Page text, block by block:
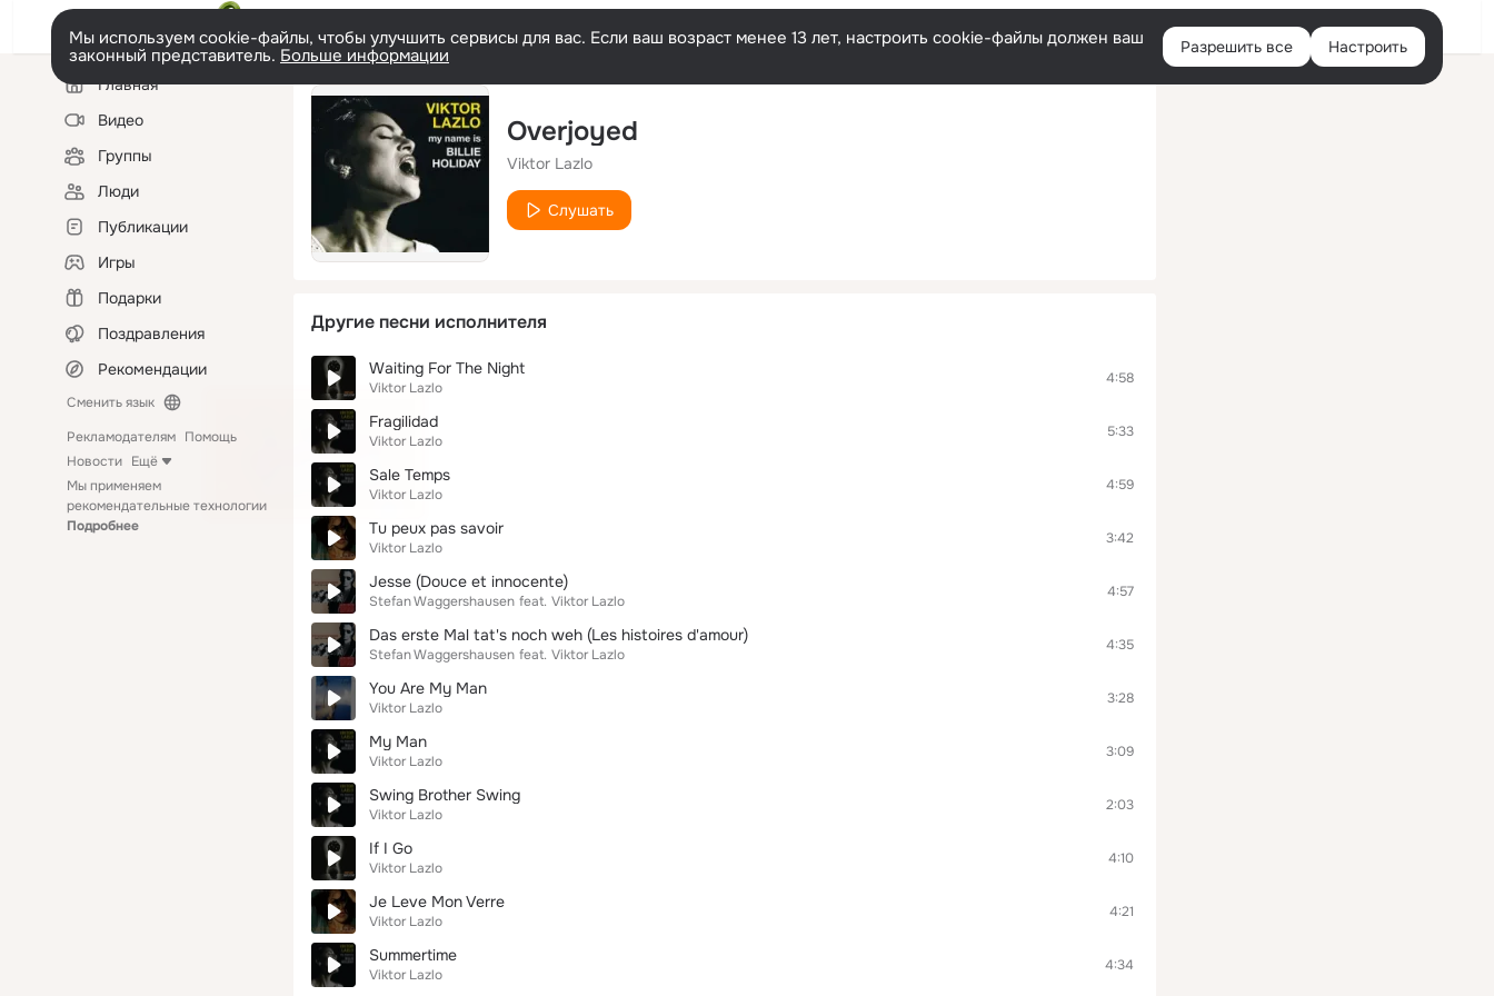
Войти
Мы используем cookie-файлы, чтобы улучшить сервисы для вас. Если ваш возраст менее 13 лет, настроить cookie-файлы должен ваш
законный представитель. Больше информации Разрешить все Настроить
Левая
колонкаГлавная
Видео
Группы
Люди
Публикации
Игры
Подарки
Поздравления
Рекомендации
Сменить язык
Рекламодателям Помощь
Новости Ещё
Мы применяем
рекомендательные технологии
Подробнее
Overjoyed
Viktor Lazlo
Слушать
Другие песни исполнителя
Waiting For The Night
Viktor Lazlo
4:58
Fragilidad
Viktor Lazlo
5:33
Sale Temps
Viktor Lazlo
4:59
Tu peux pas savoir
Viktor Lazlo
3:42
Jesse (Douce et innocente)
Stefan Waggershausen feat. Viktor Lazlo
4:57
Das erste Mal tat's noch weh (Les histoires d'amour)
Stefan Waggershausen feat. Viktor Lazlo
4:35
You Are My Man
Viktor Lazlo
3:28
My Man
Viktor Lazlo
3:09
Swing Brother Swing
Viktor Lazlo
2:03
If I Go
Viktor Lazlo
4:10
Je Leve Mon Verre
Viktor Lazlo
4:21
Summertime
Viktor Lazlo
4:34